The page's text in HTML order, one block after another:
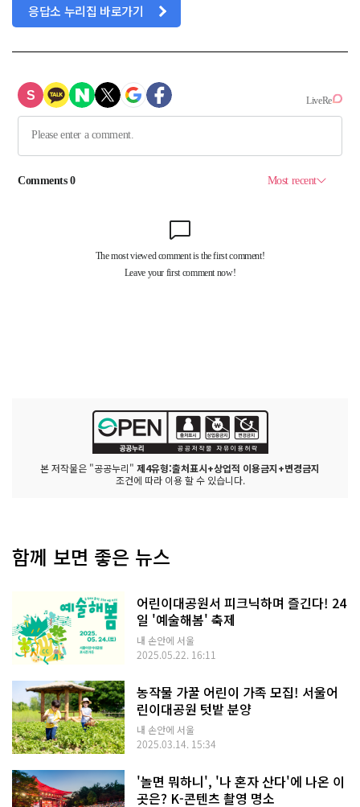
응답소 누리집 바로가기
본 저작물은 "공공누리" 제4유형:출처표시+상업적 이용금지+변경금지
조건에 따라 이용 할 수 있습니다.
함께 보면 좋은 뉴스
어린이대공원서 피크닉하며 즐긴다! 24
일 '예술해봄' 축제
내 손안에 서울
2025.05.22. 16:11
농작물 가꿀 어린이 가족 모집! 서울어
린이대공원 텃밭 분양
내 손안에 서울
2025.03.14. 15:34
'놀면 뭐하니', '나 혼자 산다'에 나온 이
곳은? K-콘텐츠 촬영 명소